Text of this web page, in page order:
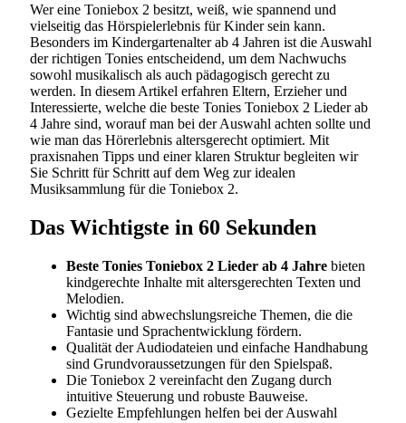
Wer eine Toniebox 2 besitzt, weiß, wie spannend und
vielseitig das Hörspielerlebnis für Kinder sein kann.
Besonders im Kindergartenalter ab 4 Jahren ist die Auswahl
der richtigen Tonies entscheidend, um dem Nachwuchs
sowohl musikalisch als auch pädagogisch gerecht zu
werden. In diesem Artikel erfahren Eltern, Erzieher und
Interessierte, welche die beste Tonies Toniebox 2 Lieder ab
4 Jahre sind, worauf man bei der Auswahl achten sollte und
wie man das Hörerlebnis altersgerecht optimiert. Mit
praxisnahen Tipps und einer klaren Struktur begleiten wir
Sie Schritt für Schritt auf dem Weg zur idealen
Musiksammlung für die Toniebox 2.
Das Wichtigste in 60 Sekunden
Beste Tonies Toniebox 2 Lieder ab 4 Jahre bieten
kindgerechte Inhalte mit altersgerechten Texten und
Melodien.
Wichtig sind abwechslungsreiche Themen, die die
Fantasie und Sprachentwicklung fördern.
Qualität der Audiodateien und einfache Handhabung
sind Grundvoraussetzungen für den Spielspaß.
Die Toniebox 2 vereinfacht den Zugang durch
intuitive Steuerung und robuste Bauweise.
Gezielte Empfehlungen helfen bei der Auswahl